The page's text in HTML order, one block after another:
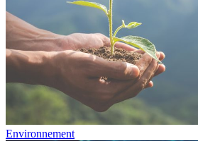
Environnement